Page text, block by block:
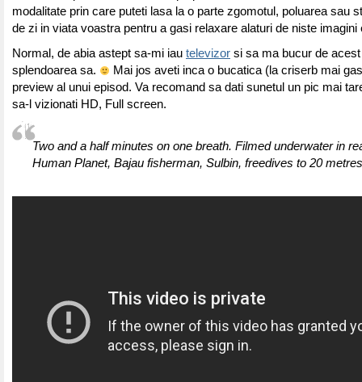
modalitate prin care puteti lasa la o parte zgomotul, poluarea sau
de zi in viata voastra pentru a gasi relaxare alaturi de niste imagini
Normal, de abia astept sa-mi iau televizor si sa ma bucur de
splendoarea sa.
Mai jos aveti inca o bucatica (la criserb mai
preview al unui episod. Va recomand sa dati sunetul un pic mai
sa-l vizionati HD, Full screen.
Two and a half minutes on one breath. Filmed underwater in
Human Planet, Bajau fisherman, Sulbin, freedives to 20